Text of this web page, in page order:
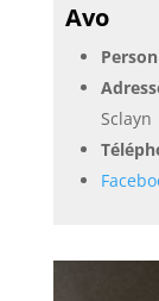
Avo
Sclayn